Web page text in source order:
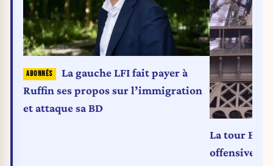
La gauche LFI fait payer à
Ruffin ses propos sur l’immigration
et attaque sa BD
La tour
offensive